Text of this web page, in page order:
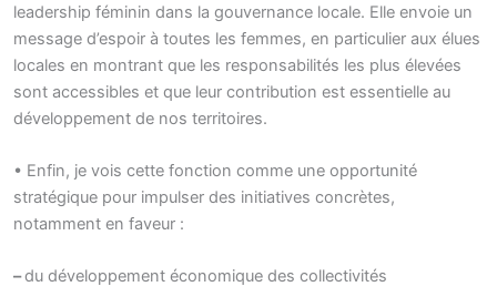
leadership féminin dans la gouvernance locale. Elle envoie un
message d’espoir à toutes les femmes, en particulier aux élues
locales en montrant que les responsabilités les plus élevées
sont accessibles et que leur contribution est essentielle au
développement de nos territoires.
• Enfin, je vois cette fonction comme une opportunité
stratégique pour impulser des initiatives concrètes,
notamment en faveur :
–du développement économique des collectivités